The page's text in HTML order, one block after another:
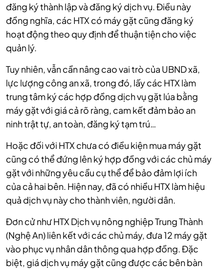
đăng ký thành lập và đăng ký dịch vụ. Điều này
đồng nghĩa, các HTX có máy gặt cũng đăng ký
hoạt động theo quy định để thuận tiện cho việc
quản lý.
Tuy nhiên, vẫn cần nâng cao vai trò của UBND xã,
lực lượng công an xã, trong đó, lấy các HTX làm
trung tâm ký các hợp đồng dịch vụ gặt lúa bằng
máy gặt với giá cả rõ ràng, cam kết đảm bảo an
ninh trật tự, an toàn, đăng ký tạm trú…
Hoặc đối với HTX chưa có điều kiện mua máy gặt
cũng có thể đứng lên ký hợp đồng với các chủ máy
gặt với những yêu cầu cụ thể để bảo đảm lợi ích
của cả hai bên. Hiện nay, đã có nhiều HTX làm hiệu
quả dịch vụ này cho thành viên, người dân.
Đơn cử như HTX Dịch vụ nông nghiệp Trung Thành
(Nghệ An) liên kết với các chủ máy, đưa 12 máy gặt
vào phục vụ nhân dân thông qua hợp đồng. Đặc
biệt, giá dịch vụ máy gặt cũng được các bên bàn